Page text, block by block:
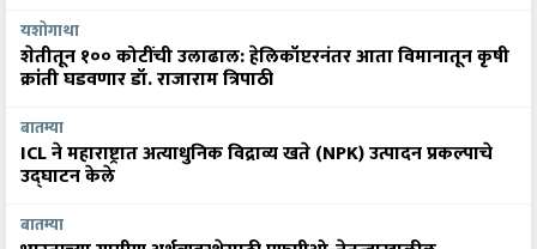
यशोगाथा
शेतीतून १०० कोटींची उलाढाल: हेलिकॉप्टरनंतर आता विमानातून कृषी
क्रांती घडवणार डॉ. राजाराम त्रिपाठी
बातम्या
ICL ने महाराष्ट्रात अत्याधुनिक विद्राव्य खते (NPK) उत्पादन प्रकल्पाचे
उद्घाटन केले
बातम्या